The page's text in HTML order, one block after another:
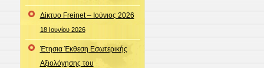
Δίκτυο Freinet – Ιούνιος 2026
18 Ιουνίου 2026
Έτησια Έκθεση Εσωτερικής
Αξιολόγησης του